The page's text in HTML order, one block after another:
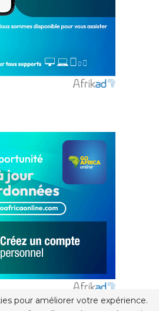
pour améliorer votre expérience.